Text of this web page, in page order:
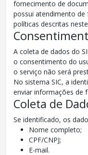
fornecimento de
possui atendimento de
políticas descritas
A coleta de dados do
o consentimento do
o serviço não será
No sistema SIC, a
enviar informações de
Coleta de
Se identificado, os
Nome completo;
CPF/CNPJ;
E-mail.